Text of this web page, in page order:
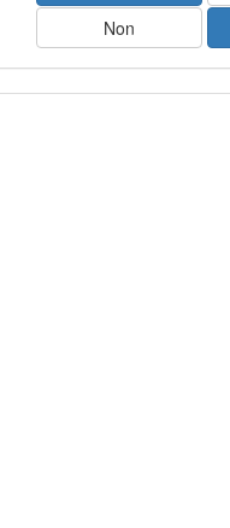
Non